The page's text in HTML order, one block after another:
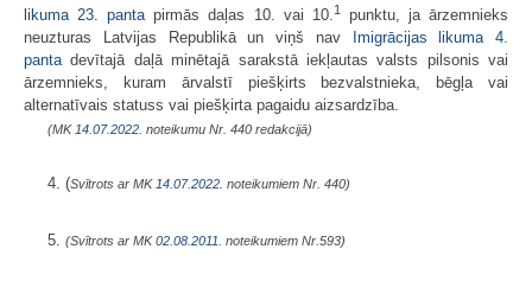
likuma 23. panta pirmās daļas 10. vai 10. 1punktu, ja ārzemnieks
neuzturas Latvijas Republikā un viņš nav
Imigrācijas likuma
4.
panta devītajā daļā minētajā sarakstā iekļautas valsts pilsonis vai
ārzemnieks, kuram ārvalstī piešķirts bezvalstnieka, bēgļa vai
alternatīvais statuss vai piešķirta pagaidu aizsardzība.
(MK 14.07.2022. noteikumu Nr. 440 redakcijā)
4. (Svītrots ar MK 14.07.2022. noteikumiem Nr. 440)
5. (Svītrots ar MK02.08.2011. noteikumiem Nr.593)